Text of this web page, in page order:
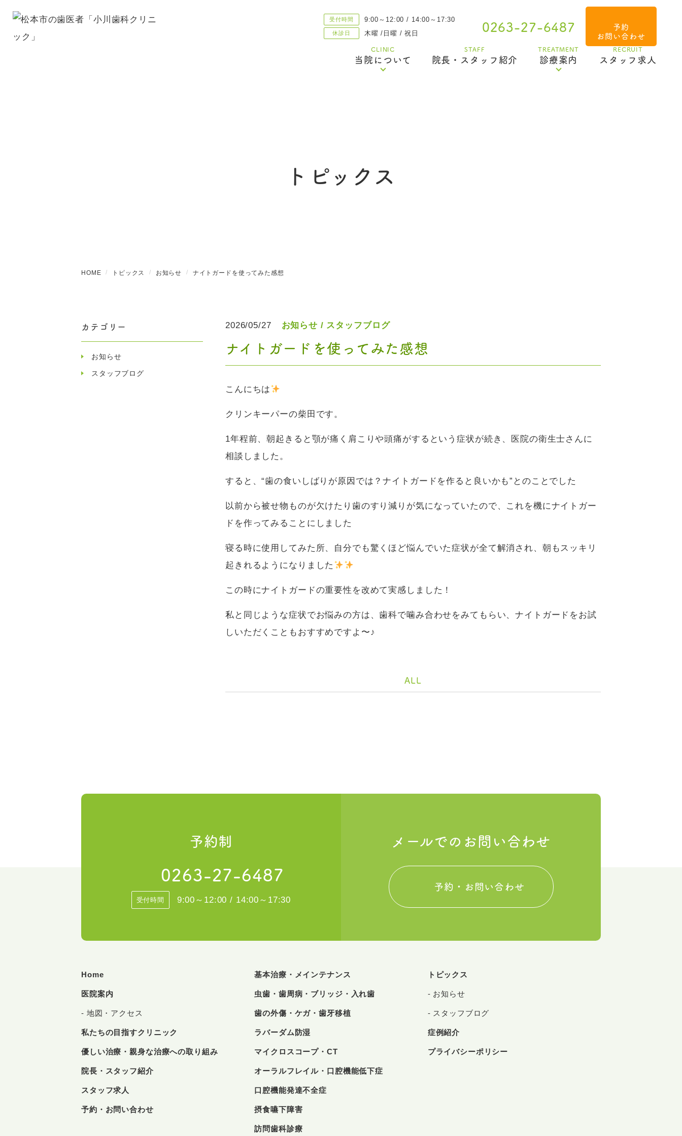
受付時間 9:00～12:00 / 14:00～17:30
休診日 木曜 /日曜 / 祝日 0263-27-6487
予約
お問い合わせ
CLINIC
当院について
STAFF
院長・スタッフ紹介
TREATMENT
診療案内
RECRUIT
スタッフ求人
トピックス
HOME トピックス お知らせ ナイトガードを使ってみた感想
カテゴリー
お知らせ
スタッフブログ
2026/05/27 お知らせ スタッフブログ
ナイトガードを使ってみた感想
こんにちは
クリンキーパーの柴田です。
1年程前、朝起きると顎が痛く肩こりや頭痛がするという症状が続き、医院の衛生士さんに
相談しました。
すると、“歯の食いしばりが原因では？ナイトガードを作ると良いかも”とのことでした
以前から被せ物ものが欠けたり歯のすり減りが気になっていたので、これを機にナイトガー
ドを作ってみることにしました
寝る時に使用してみた所、自分でも驚くほど悩んでいた症状が全て解消され、朝もスッキリ
起きれるようになりました
この時にナイトガードの重要性を改めて実感しました！
私と同じような症状でお悩みの方は、歯科で噛み合わせをみてもらい、ナイトガードをお試
しいただくこともおすすめですよ〜♪
ALL
予約制
0263-27-6487
受付時間 9:00～12:00 / 14:00～17:30
メールでのお問い合わせ
予約・お問い合わせ
Home
医院案内
地図・アクセス
私たちの目指すクリニック
優しい治療・親身な治療への取り組み
院長・スタッフ紹介
スタッフ求人
予約・お問い合わせ
基本治療・メインテナンス
虫歯・歯周病・ブリッジ・入れ歯
歯の外傷・ケガ・歯牙移植
ラバーダム防湿
マイクロスコープ・CT
オーラルフレイル・口腔機能低下症
口腔機能発達不全症
摂食嚥下障害
訪問歯科診療
トピックス
お知らせ
スタッフブログ
症例紹介
プライバシーポリシー